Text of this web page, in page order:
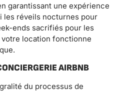
garantissant une expérience
les réveils nocturnes pour
ends sacrifiés pour les
location fonctionne
AIRBNB
du processus de